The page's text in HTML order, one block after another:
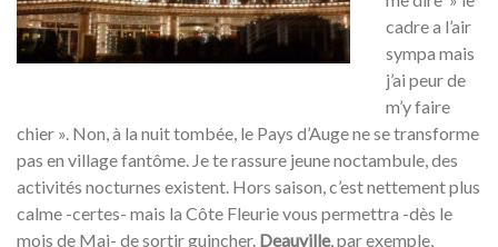
cadre a l’air
sympa mais
j’ai peur de
m’y faire
chier ». Non, à la nuit tombée, le Pays d’Auge ne se transforme
pas en village fantôme. Je te rassure jeune noctambule, des
activités nocturnes existent. Hors saison, c’est nettement plus
calme -certes- mais la Côte Fleurie vous permettra -dès le
mois de Mai- de sortir guincher. Deauville, par exemple,